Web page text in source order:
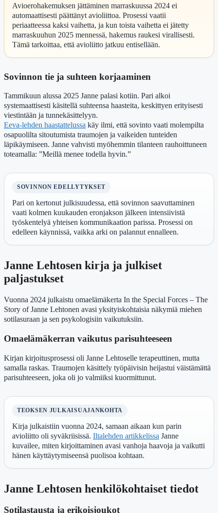
Avioerohakemuksen jättäminen marraskuussa 2024 ei
automaattisesti päättänyt avioliittoa. Prosessi vaatii
periaatteessa kaksi vaihetta, ja kun toista vaihetta ei jätetty
marraskuuhun 2025 mennessä, hakemus raukesi virallisesti.
Tämä tarkoittaa, että avioliitto jatkuu entisellään.
Sovinnon tie ja suhteen korjaaminen
Tammikuun alussa 2025 Janne palasi kotiin. Pari alkoi
systemaattisesti käsitellä suhteensa haasteita, keskittyen erityisesti
viestintään ja tunnekäsittelyyn.
Eeva-lehden haastattelussa käy ilmi, että sovinto vaati molempilta
osapuolilta sitoutumista traumojen ja vaikeiden tunteiden
läpikäymiseen. Janne vahvisti myöhemmin tilanteen rauhoittuneen
toteamalla: ”Meillä menee todella hyvin.”
SOVINNON EDELLYTYKSET
Pari on kertonut julkisuudessa, että sovinnon saavuttaminen
vaati kolmen kuukauden eronjakson jälkeen intensiivistä
työskentelyä yhteisen kommunikaation parissa. Prosessi on
edelleen käynnissä, vaikka arki on palannut ennalleen.
Janne Lehtosen kirja ja julkiset
paljastukset
Vuonna 2024 julkaistu omaelämäkerta In the Special Forces – The
Story of Janne Lehtonen avasi yksityiskohtaisia näkymiä miehen
sotilasuraan ja sen psykologisiin vaikutuksiin.
Omaelämäkerran vaikutus parisuhteeseen
Kirjan kirjoitusprosessi oli Janne Lehtoselle terapeuttinen, mutta
samalla raskas. Traumojen käsittely työpäivisin heijastui väistämättä
parisuhteeseen, joka oli jo valmiiksi kuormittunut.
TEOKSEN JULKAISUAJANKOHTA
Kirja julkaistiin vuonna 2024, samaan aikaan kun parin
avioliitto oli syväkriisissä. Iltalehden artikkelissa Janne
kuvailee, miten kirjoittaminen avasi vanhoja haavoja ja vaikutti
hänen käyttäytymiseensä puolisoa kohtaan.
Janne Lehtosen henkilökohtaiset tiedot
Sotilastausta ja erikoisjoukot